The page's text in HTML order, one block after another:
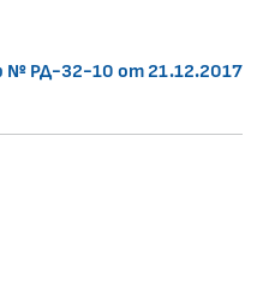
№ РД-32-10 от 21.12.2017